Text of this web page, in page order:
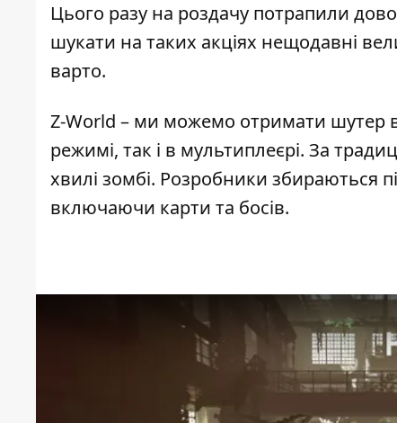
Цього разу на роздачу потрапили
шукати на таких акціях нещодавні
варто.
Z-World – ми можемо отримати шутер
режимі, так і в мультиплеєрі. За
хвилі зомбі. Розробники збираються
включаючи карти та босів.